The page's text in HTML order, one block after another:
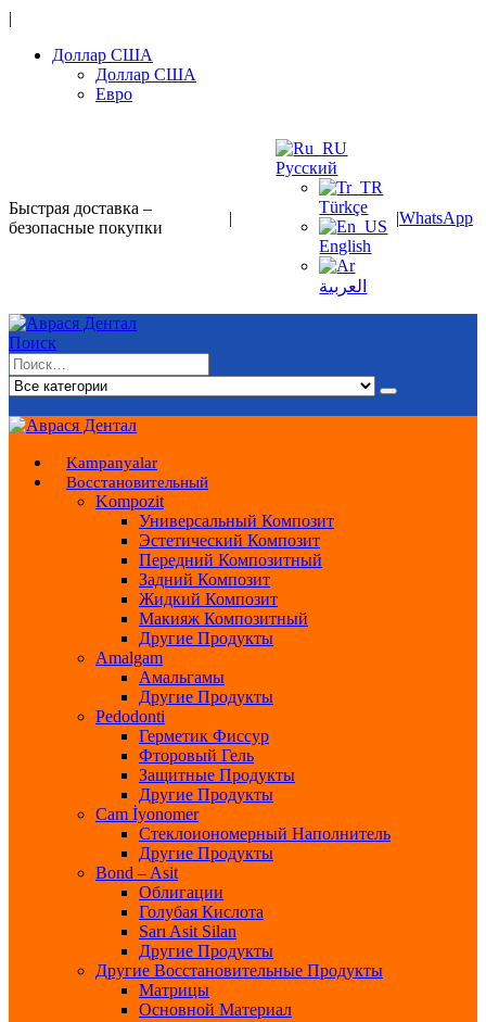
|
Доллар США
Доллар США
Евро
Быстрая доставка –
безопасные покупки
|
Русский
Türkçe
English
العربية
|WhatsApp
Поиск
Kampanyalar
Восстановительный
Kompozit
Универсальный Композит
Эстетический Композит
Передний Композитный
Задний Композит
Жидкий Композит
Макияж Композитный
Другие Продукты
Amalgam
Амальгамы
Другие Продукты
Pedodonti
Герметик Фиссур
Фторовый Гель
Защитные Продукты
Другие Продукты
Cam İyonomer
Стеклоиономерный Наполнитель
Другие Продукты
Bond – Asit
Облигации
Голубая Кислота
Sarı Asit Silan
Другие Продукты
Другие Восстановительные Продукты
Матрицы
Основной Материал